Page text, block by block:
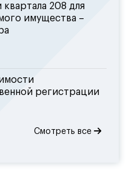
208 для
имущества –
регистрации
Смотреть все